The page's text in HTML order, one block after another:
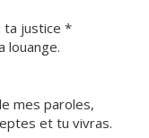
ta justice *
louange.
mes paroles,
et tu vivras.